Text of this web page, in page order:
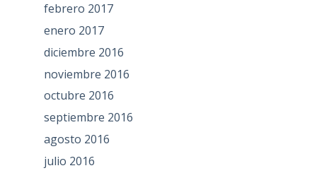
febrero 2017
enero 2017
diciembre 2016
noviembre 2016
octubre 2016
septiembre 2016
agosto 2016
julio 2016